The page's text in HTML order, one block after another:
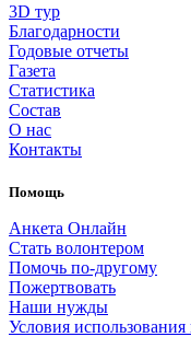
500.00 RUB
Ольга
2000.00
3D тур
Благодарности
Годовые отчеты
Газета
Статистика
Состав
О нас
Контакты
Помощь
Анкета Онлайн
Стать волонтером
Помочь по-другому
Пожертвовать
Наши нужды
Условия